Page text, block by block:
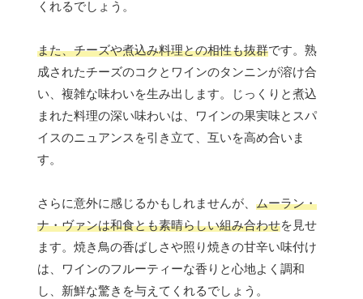
くれるでしょう。
また、チーズや煮込み料理との相性も抜群です。熟
成されたチーズのコクとワインのタンニンが溶け合
い、複雑な味わいを生み出します。じっくりと煮込
まれた料理の深い味わいは、ワインの果実味とスパ
イスのニュアンスを引き立て、互いを高め合いま
す。
さらに意外に感じるかもしれませんが、 ムーラン・
ナ・ヴァンは和食とも素晴らしい組み合わせを見せ
ます。焼き鳥の香ばしさや照り焼きの甘辛い味付け
は、ワインのフルーティーな香りと心地よく調和
し、新鮮な驚きを与えてくれるでしょう。